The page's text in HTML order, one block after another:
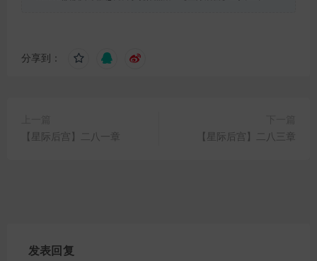
分享到：
【星际后宫】二八一章
【星际后宫】二八三章
发表回复